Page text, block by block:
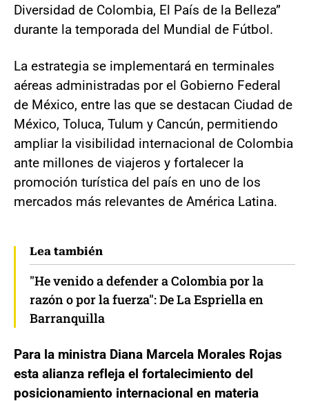
Diversidad de Colombia, El País de la Belleza”
durante la temporada del Mundial de Fútbol.
La estrategia se implementará en terminales
aéreas administradas por el Gobierno Federal
de México, entre las que se destacan Ciudad de
México, Toluca, Tulum y Cancún, permitiendo
ampliar la visibilidad internacional de Colombia
ante millones de viajeros y fortalecer la
promoción turística del país en uno de los
mercados más relevantes de América Latina.
Lea también
"He venido a defender a Colombia por la
razón o por la fuerza": De La Espriella en
Barranquilla
Para la ministra Diana Marcela Morales Rojas
esta alianza refleja el fortalecimiento del
posicionamiento internacional en materia